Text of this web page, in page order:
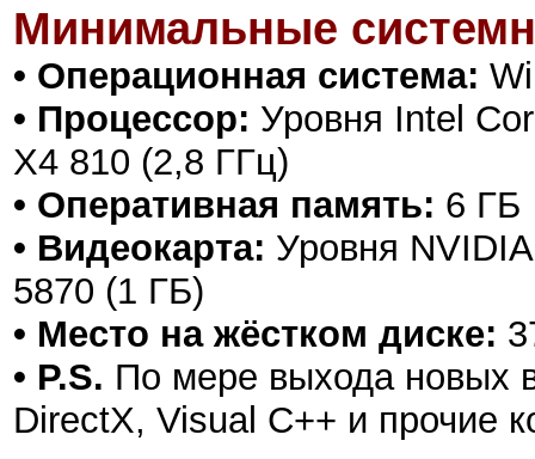
Минимальные
• Операционная система:
• Процессор: Уровня Intel
X4 810 (2,8 ГГц)
• Оперативная память: 6 ГБ
• Видеокарта: Уровня
5870 (1 ГБ)
• Место на жёстком диске:
• P.S. По мере выхода новых
DirectX, Visual C++ и прочие